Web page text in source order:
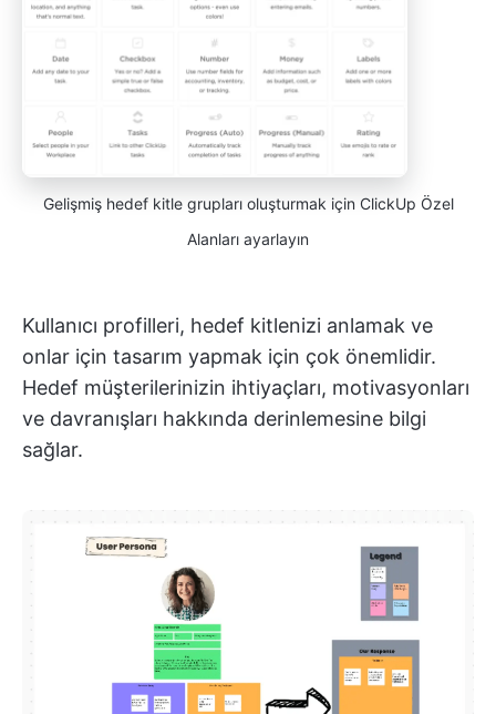
Gelişmiş hedef kitle grupları oluşturmak için ClickUp Özel
Alanları ayarlayın
Kullanıcı profilleri, hedef kitlenizi anlamak ve
onlar için tasarım yapmak için çok önemlidir.
Hedef müşterilerinizin ihtiyaçları, motivasyonları
ve davranışları hakkında derinlemesine bilgi
sağlar.